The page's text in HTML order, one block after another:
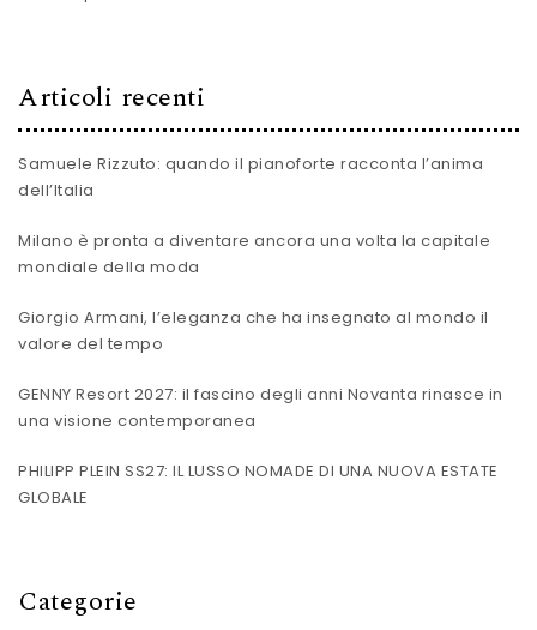
Articoli recenti
Samuele Rizzuto: quando il pianoforte racconta l’anima
dell’Italia
Milano è pronta a diventare ancora una volta la capitale
mondiale della moda
Giorgio Armani, l’eleganza che ha insegnato al mondo il
valore del tempo
GENNY Resort 2027: il fascino degli anni Novanta rinasce in
una visione contemporanea
PHILIPP PLEIN SS27: IL LUSSO NOMADE DI UNA NUOVA ESTATE
GLOBALE
Categorie